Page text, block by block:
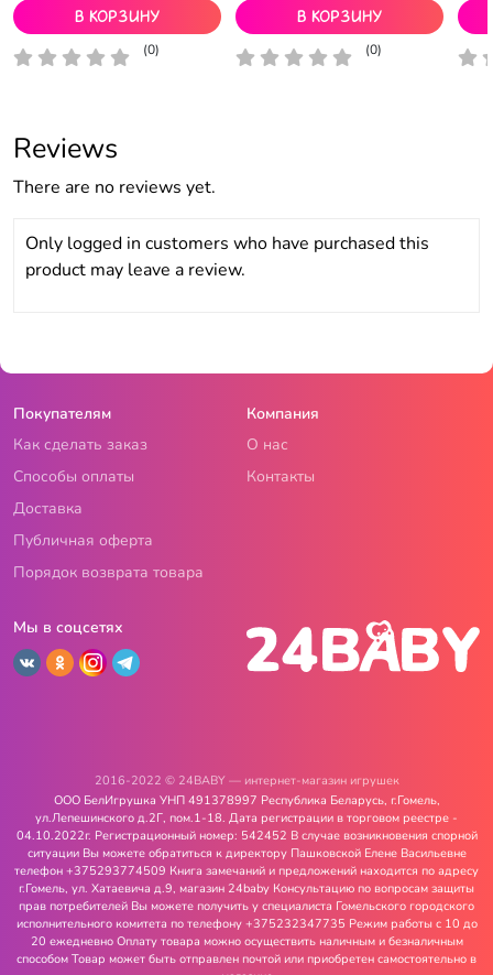
В корзину
(0)
В корзину
(0)
Reviews
There are no reviews yet.
Only logged in customers who have purchased this
product may leave a review.
Покупателям
Как сделать заказ
Способы оплаты
Доставка
Публичная оферта
Порядок возврата товара
Компания
О нас
Контакты
Мы в соцсетях
2016-2022 © 24BABY — интернет-магазин игрушек
ООО БелИгрушка УНП 491378997 Республика Беларусь, г.Гомель,
ул.Лепешинского д.2Г, пом.1-18. Дата регистрации в торговом реестре -
04.10.2022г. Регистрационный номер: 542452 В случае возникновения спорной
ситуации Вы можете обратиться к директору Пашковской Елене Васильевне
телефон +375293774509 Книга замечаний и предложений находится по адресу
г.Гомель, ул. Хатаевича д.9, магазин 24baby Консультацию по вопросам защиты
прав потребителей Вы можете получить у специалиста Гомельского городского
исполнительного комитета по телефону +375232347735 Режим работы с 10 до
20 ежедневно Оплату товара можно осуществить наличным и безналичным
способом Товар может быть отправлен почтой или приобретен самостоятельно в